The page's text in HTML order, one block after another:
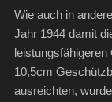
Wie auch in
Jahr 1944 damit
10,5cm
ausreichten,